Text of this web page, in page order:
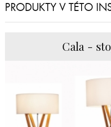
PRODUKTY V TÉTO
Cala -